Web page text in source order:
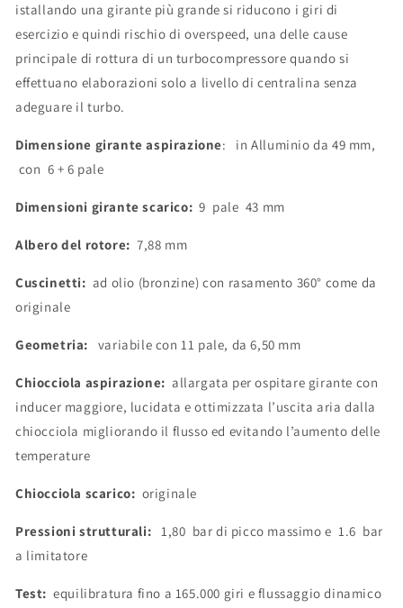
istallando una girante più grande si riducono i giri di
esercizio e quindi rischio di overspeed, una delle cause
principale di rottura di un turbocompressore quando si
effettuano elaborazioni solo a livello di centralina senza
adeguare il turbo.
Dimensione girante aspirazione: in Alluminio da 49 mm,
con 6 + 6 pale
Dimensioni girante scarico: 9 pale 43 mm
Albero del rotore: 7,88 mm
Cuscinetti: ad olio (bronzine) con rasamento 360° come da
originale
Geometria: variabile con 11 pale, da 6,50 mm
Chiocciola aspirazione: allargata per ospitare girante con
inducer maggiore, lucidata e ottimizzata l’uscita aria dalla
chiocciola migliorando il flusso ed evitando l’aumento delle
temperature
Chiocciola scarico: originale
Pressioni strutturali: 1,80 bar di picco massimo e 1.6 bar
a limitatore
Test:equilibratura fino a 165.000 giri e flussaggio dinamico